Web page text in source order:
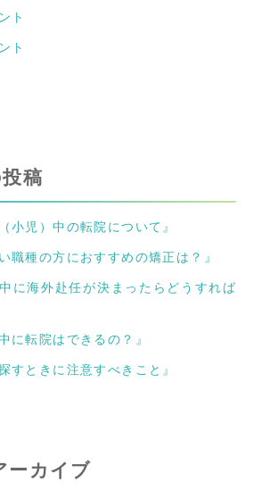
ト
ト
稿
小児）中の転院について』
職種の方におすすめの矯正は？』
中に海外赴任が決まったらどうすれば
に転院はできるの？』
すときに注意すべきこと』
ーカイブ